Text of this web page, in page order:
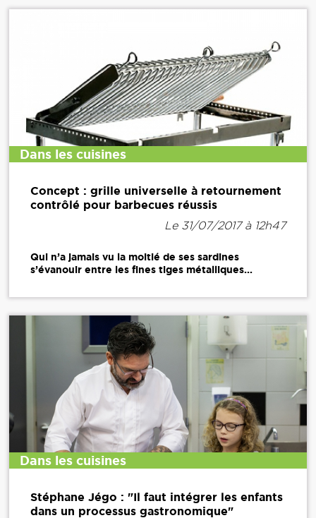
Dans les cuisines
Concept : grille universelle à retournement
contrôlé pour barbecues réussis
Le 31/07/2017 à 12h47
Qui n’a jamais vu la moitié de ses sardines
s’évanouir entre les fines tiges métalliques...
Dans les cuisines
Stéphane Jégo : "Il faut intégrer les enfants
dans un processus gastronomique"